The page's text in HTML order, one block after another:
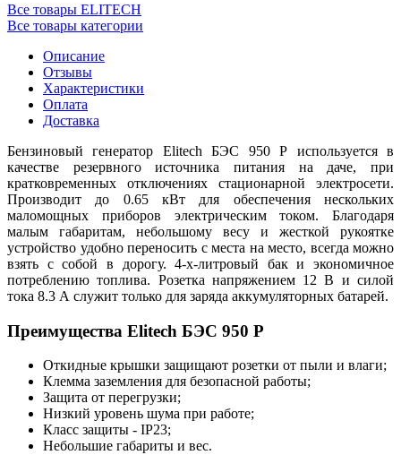
Все товары ELITECH
Все товары категории
Описание
Отзывы
Характеристики
Оплата
Доставка
Бензиновый генератор Elitech БЭС 950 Р используется в
качестве резервного источника питания на даче, при
кратковременных отключениях стационарной электросети.
Производит до 0.65 кВт для обеспечения нескольких
маломощных приборов электрическим током. Благодаря
малым габаритам, небольшому весу и жесткой рукоятке
устройство удобно переносить с места на место, всегда можно
взять с собой в дорогу. 4-х-литровый бак и экономичное
потреблению топлива. Розетка напряжением 12 В и силой
тока 8.3 А служит только для заряда аккумуляторных батарей.
Преимущества Elitech БЭС 950 Р
Откидные крышки защищают розетки от пыли и влаги;
Клемма заземления для безопасной работы;
Защита от перегрузки;
Низкий уровень шума при работе;
Класс защиты - IP23;
Небольшие габариты и вес.